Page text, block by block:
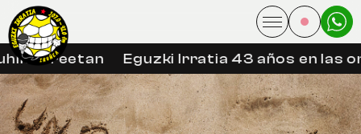
libreetan Eguzki Irratia 43 años en las